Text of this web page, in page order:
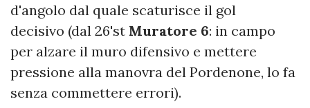
d'angolo dal quale scaturisce il gol
decisivo (dal 26'st Muratore 6: in campo
per alzare il muro difensivo e mettere
pressione alla manovra del Pordenone, lo fa
senza commettere errori).